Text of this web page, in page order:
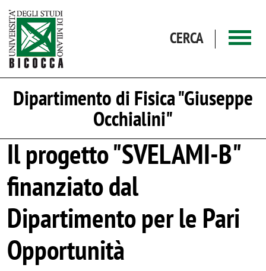
CERCA
Dipartimento di Fisica "Giuseppe
Occhialini"
Il progetto "SVELAMI-B"
finanziato dal
Dipartimento per le Pari
Opportunità